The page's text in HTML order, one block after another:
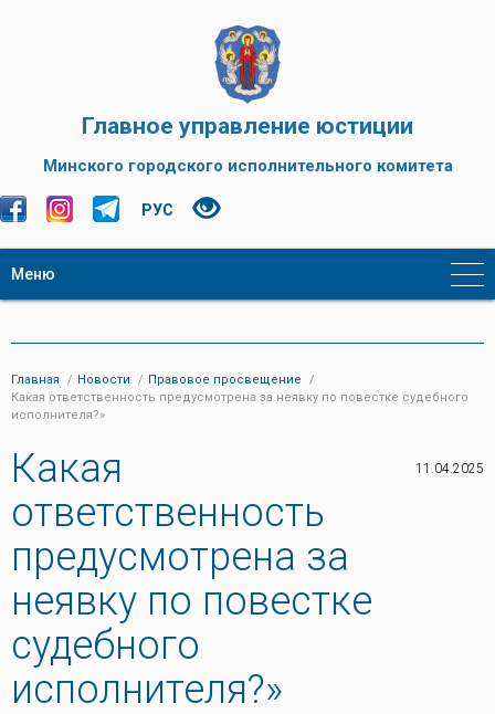
Главное управление юстиции
Минского городского исполнительного комитета
РУС
Меню
Главная Новости
Правовое просвещение
Какая ответственность предусмотрена за неявку по повестке судебного
исполнителя?»
Какая
ответственность
предусмотрена за
неявку по повестке
судебного
исполнителя?»
11.04.2025